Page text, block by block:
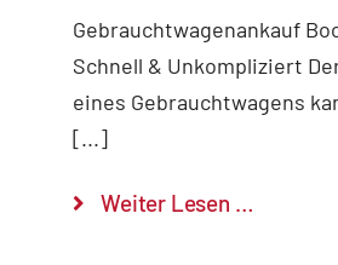
Gebrauchtwagenankauf
Schnell & Unkompliziert
eines Gebrauchtwagens
[...]
Weiter Lesen …